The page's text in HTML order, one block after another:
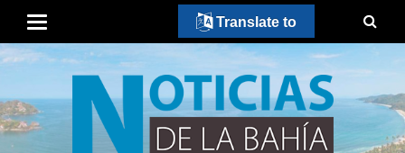
Translate to